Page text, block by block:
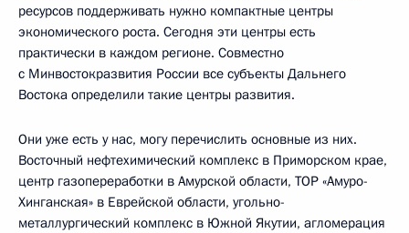
ресурсов поддерживать нужно компактные центры
экономического роста. Сегодня эти центры есть
практически в каждом регионе. Совместно
с Минвостокразвития России все субъекты Дальнего
Востока определили такие центры развития.
Они уже есть у нас, могу перечислить основные из них.
Восточный нефтехимический комплекс в Приморском крае,
центр газопереработки в Амурской области, ТОР «Амуро-
Хинганская» в Еврейской области, угольно-
металлургический комплекс в Южной Якутии, агломерация